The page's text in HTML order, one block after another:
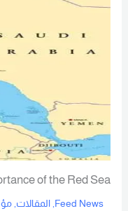
of the Red Sea
Feed News
, المقالات,